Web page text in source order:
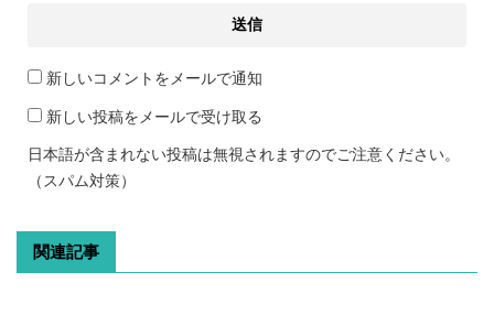
新しいコメントをメールで通知
新しい投稿をメールで受け取る
日本語が含まれない投稿は無視されますのでご注意ください。
（スパム対策）
関連記事